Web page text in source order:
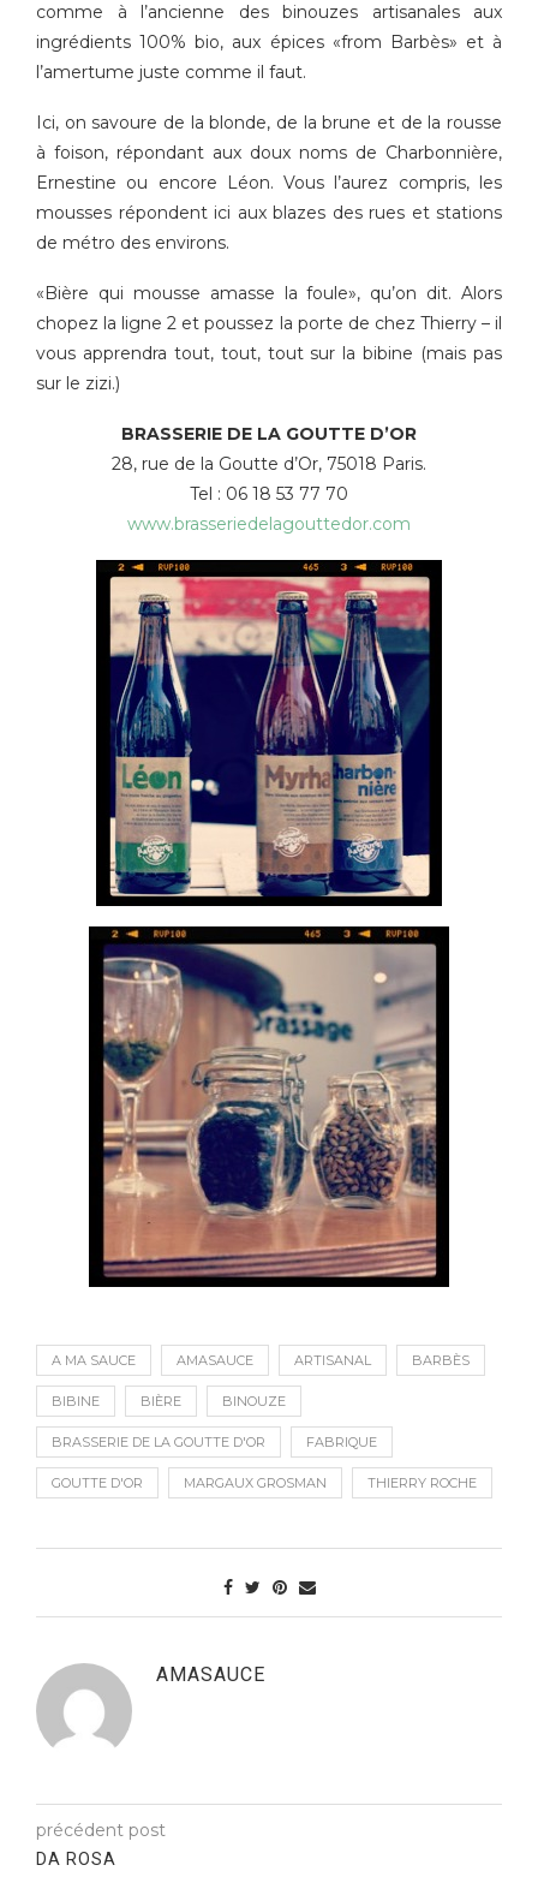
comme à l’ancienne des binouzes artisanales aux
ingrédients 100% bio, aux épices «from Barbès» et à
l’amertume juste comme il faut.
Ici, on savoure de la blonde, de la brune et de la rousse
à foison, répondant aux doux noms de Charbonnière,
Ernestine ou encore Léon. Vous l’aurez compris, les
mousses répondent ici aux blazes des rues et stations
de métro des environs.
«Bière qui mousse amasse la foule», qu’on dit. Alors
chopez la ligne 2 et poussez la porte de chez Thierry – il
vous apprendra tout, tout, tout sur la bibine (mais pas
sur le zizi.)
BRASSERIE DE LA GOUTTE D’OR
28, rue de la Goutte d’Or, 75018 Paris.
Tel : 06 18 53 77 70
www.brasseriedelagouttedor.com
A MA SAUCE AMASAUCE ARTISANAL BARBÈS
BIBINE BIÈRE BINOUZE
BRASSERIE DE LA GOUTTE D'OR FABRIQUE
GOUTTE D'OR MARGAUX GROSMAN THIERRY ROCHE
AMASAUCE
précédent post
DA ROSA